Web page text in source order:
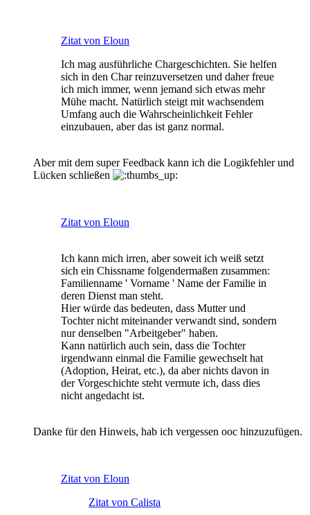
Zitat von Eloun
Ich mag ausführliche Chargeschichten. Sie helfen
sich in den Char reinzuversetzen und daher freue
ich mich immer, wenn jemand sich etwas mehr
Mühe macht. Natürlich steigt mit wachsendem
Umfang auch die Wahrscheinlichkeit Fehler
einzubauen, aber das ist ganz normal.
Aber mit dem super Feedback kann ich die Logikfehler und
Lücken schließen
Zitat von Eloun
Ich kann mich irren, aber soweit ich weiß setzt
sich ein Chissname folgendermaßen zusammen:
Familienname ' Vorname ' Name der Familie in
deren Dienst man steht.
Hier würde das bedeuten, dass Mutter und
Tochter nicht miteinander verwandt sind, sondern
nur denselben "Arbeitgeber" haben.
Kann natürlich auch sein, dass die Tochter
irgendwann einmal die Familie gewechselt hat
(Adoption, Heirat, etc.), da aber nichts davon in
der Vorgeschichte steht vermute ich, dass dies
nicht angedacht ist.
Danke für den Hinweis, hab ich vergessen ooc hinzuzufügen.
Zitat von Eloun
Zitat von Calista